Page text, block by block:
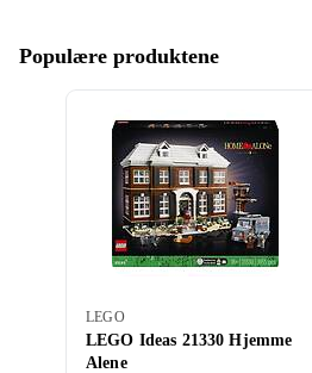
Populære produktene
LEGO
LEGO Ideas 21330 Hjemme
Alene